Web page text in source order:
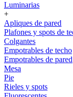
Luminarias
+
Apliques de pared
Plafones y spots de
Colgantes
Empotrables de techo
Empotrables de pared
Mesa
Pie
Rieles y spots